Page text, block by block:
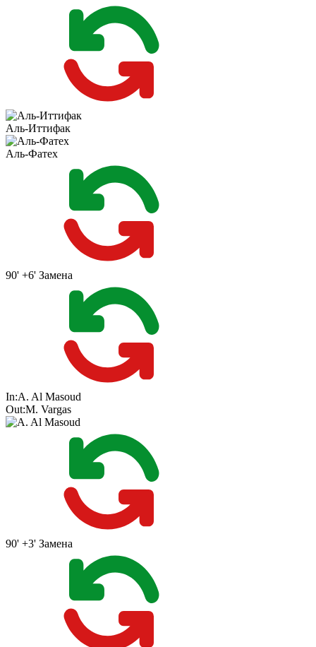
Аль-Иттифак
Аль-Фатех
90' +6' Замена
In:A. Al Masoud
Out:M. Vargas
90' +3' Замена